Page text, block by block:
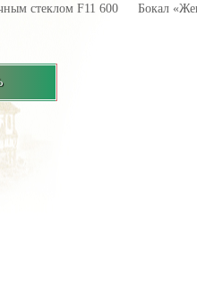
стеклом F11 600
Бокал